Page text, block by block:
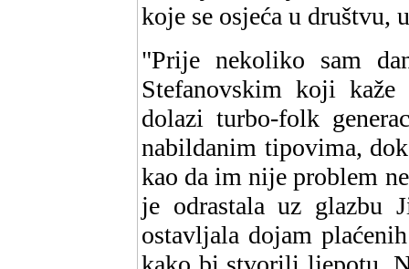
koje se osjeća u društvu,
"Prije nekoliko sam
Stefanovskim koji
dolazi turbo-folk
nabildanim tipovima,
kao da im nije problem
je odrastala uz glazbu
ostavljala dojam